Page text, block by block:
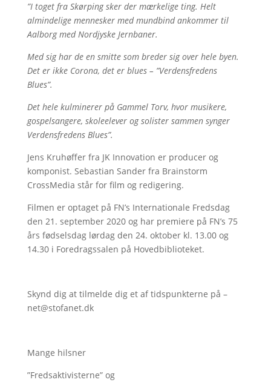
”I toget fra Skørping sker der mærkelige ting. Helt
almindelige mennesker med mundbind ankommer til
Aalborg med Nordjyske Jernbaner.
Med sig har de en smitte som breder sig over hele byen.
Det er ikke Corona, det er blues – ”Verdensfredens
Blues”.
Det hele kulminerer på Gammel Torv, hvor musikere,
gospelsangere, skoleelever og solister sammen synger
Verdensfredens Blues”.
Jens Kruhøffer fra JK Innovation er producer og
komponist. Sebastian Sander fra Brainstorm
CrossMedia står for film og redigering.
Filmen er optaget på FN’s Internationale Fredsdag
den 21. september 2020 og har premiere på FN’s 75
års fødselsdag lørdag den 24. oktober kl. 13.00 og
14.30 i Foredragssalen på Hovedbiblioteket.
Skynd dig at tilmelde dig et af tidspunkterne på –
net@stofanet.dk
Mange hilsner
”Fredsaktivisterne” og